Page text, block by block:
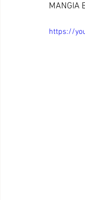
MANGIA
https://